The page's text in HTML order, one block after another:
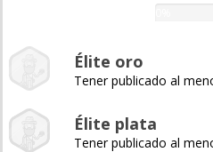
Élite oro
Tener publicado al
Élite plata
Tener publicado al